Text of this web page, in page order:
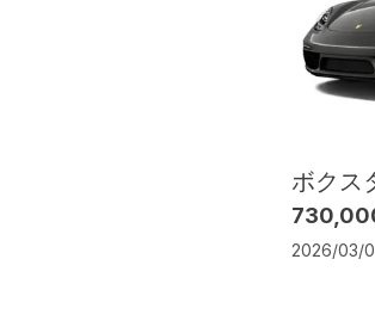
ボクス
2026/03/